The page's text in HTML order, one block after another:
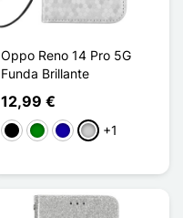
Oppo Reno 14 Pro 5G
Funda Brillante
12,99 €
NegroVerdeAzul oscuro
Plata+1